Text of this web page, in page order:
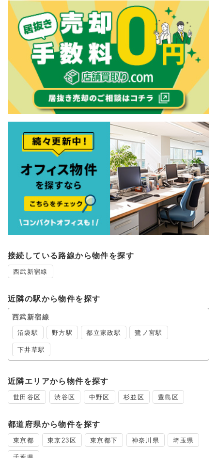
接続している路線から物件を探す
西武新宿線
近隣の駅から物件を探す
西武新宿線
沼袋駅 野方駅 都立家政駅 鷺ノ宮駅
下井草駅
近隣エリアから物件を探す
世田谷区 渋谷区 中野区 杉並区 豊島区
都道府県から物件を探す
東京都 東京23区 東京都下 神奈川県 埼玉県